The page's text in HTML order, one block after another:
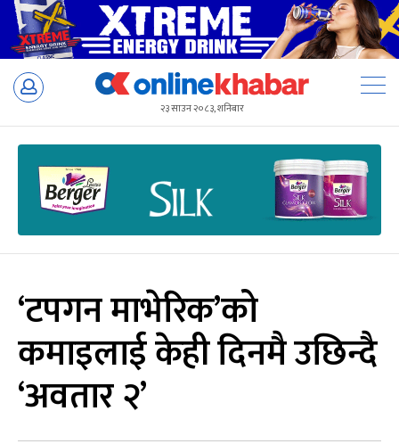
Skip
२३ साउन २०८३, शनिबार
‘टपगन माभेरिक’को
कमाइलाई केही दिनमै उछिन्दै
‘अवतार २’